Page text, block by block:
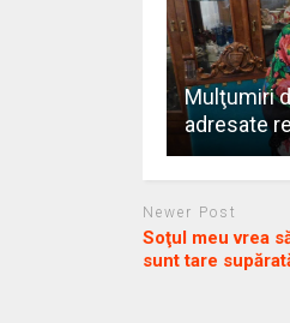
Mulţumiri
adresate
Newer Post
Soţul meu vrea
sunt tare